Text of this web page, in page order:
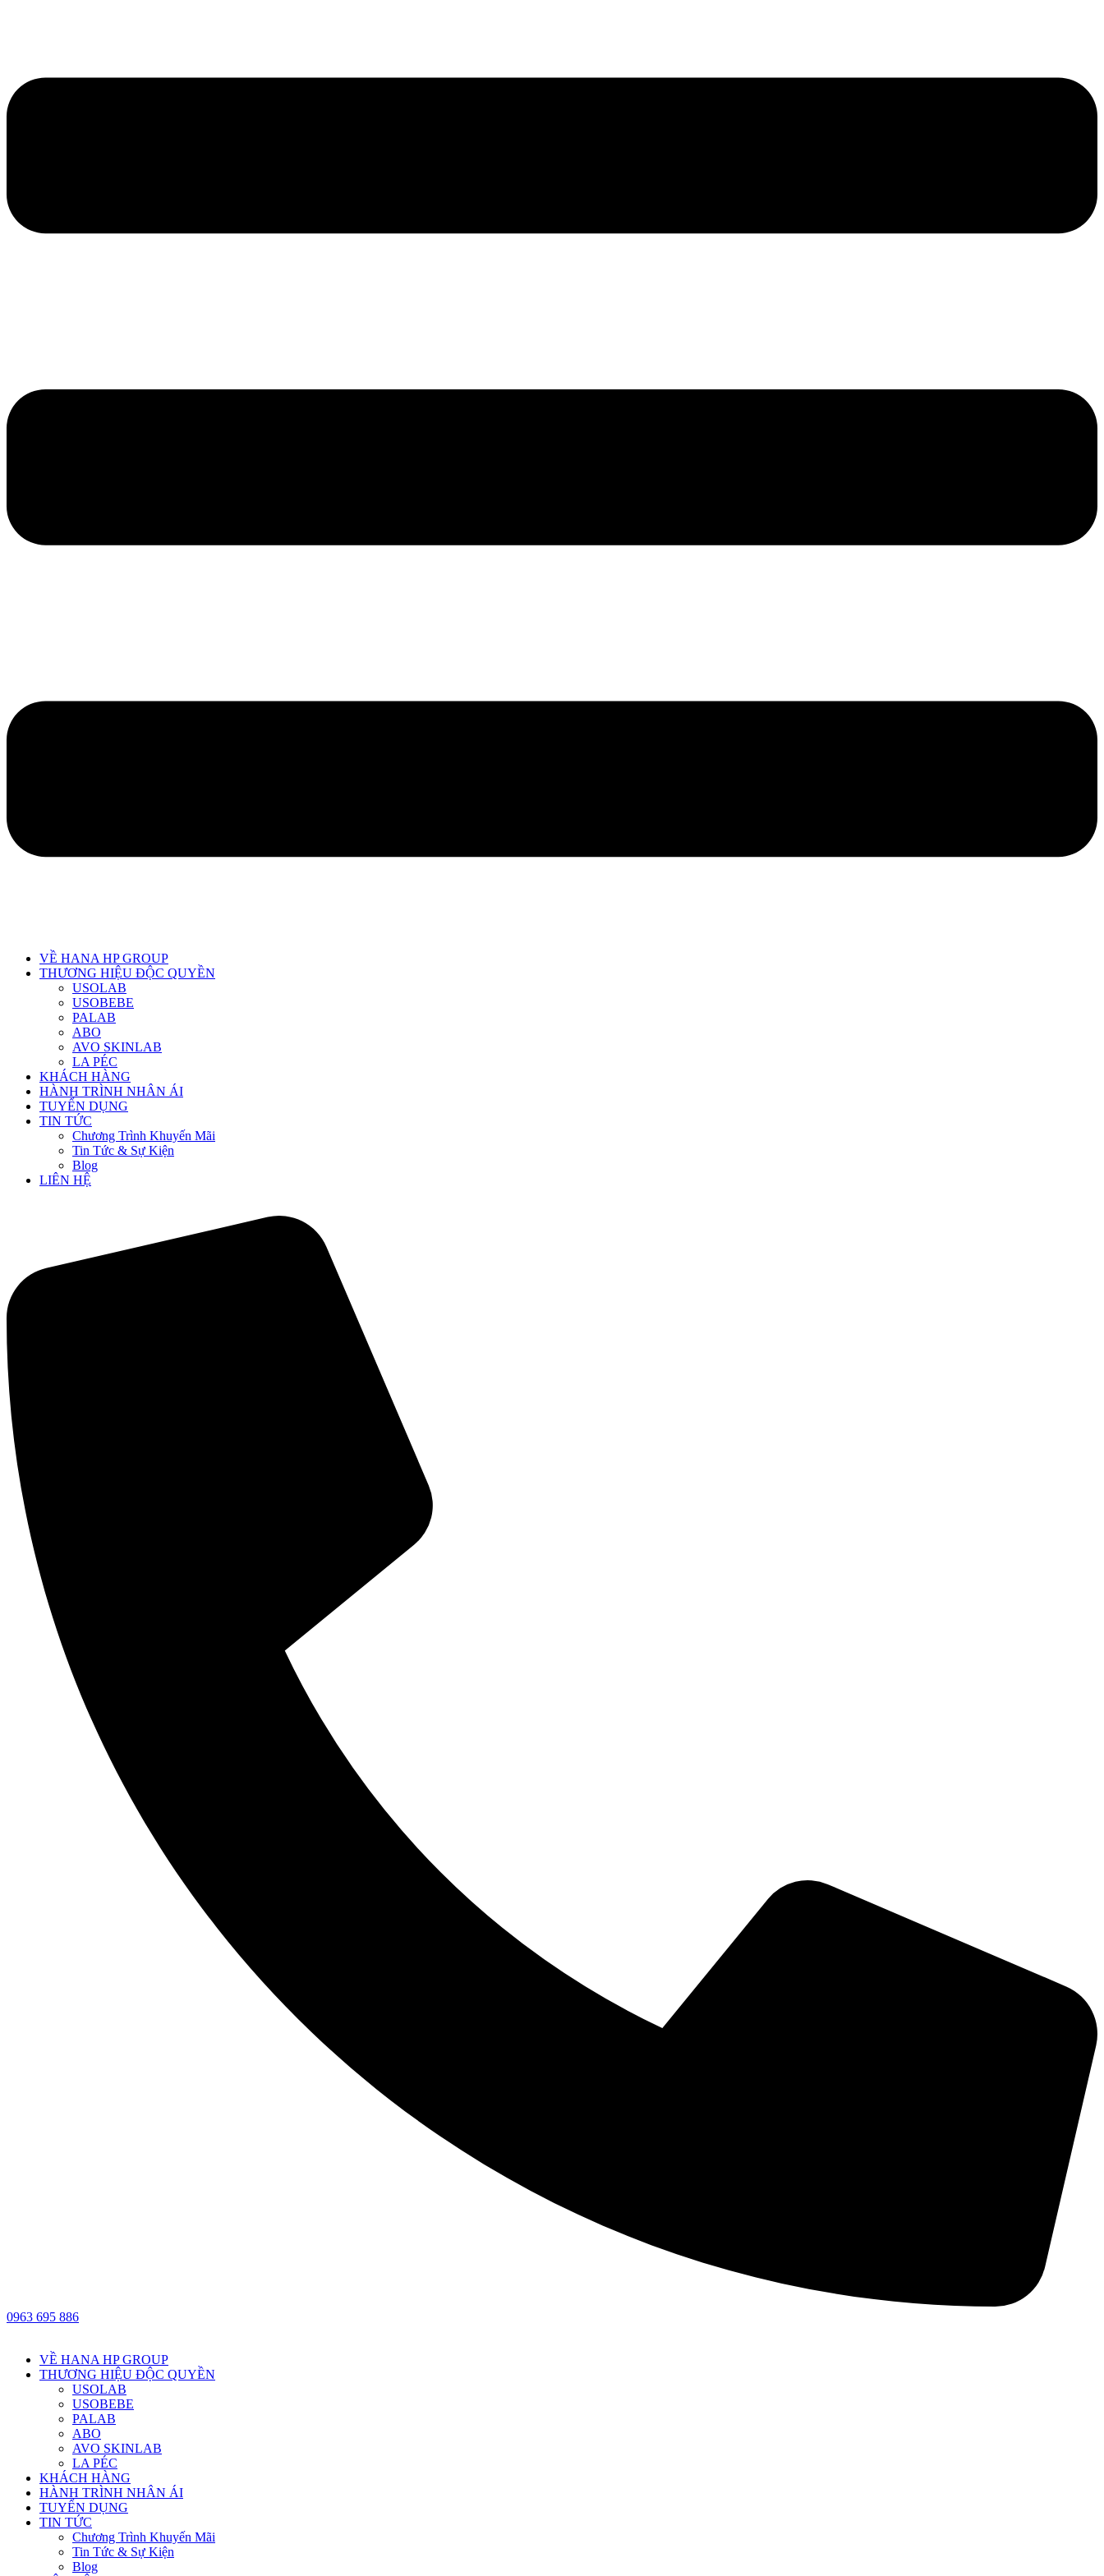
VỀ HANA HP GROUP
THƯƠNG HIỆU ĐỘC QUYỀN
USOLAB
USOBEBE
PALAB
ABO
AVO SKINLAB
LA PÉC
KHÁCH HÀNG
HÀNH TRÌNH NHÂN ÁI
TUYỂN DỤNG
TIN TỨC
Chương Trình Khuyến Mãi
Tin Tức & Sự Kiện
Blog
LIÊN HỆ
0963 695 886
VỀ HANA HP GROUP
THƯƠNG HIỆU ĐỘC QUYỀN
USOLAB
USOBEBE
PALAB
ABO
AVO SKINLAB
LA PÉC
KHÁCH HÀNG
HÀNH TRÌNH NHÂN ÁI
TUYỂN DỤNG
TIN TỨC
Chương Trình Khuyến Mãi
Tin Tức & Sự Kiện
Blog